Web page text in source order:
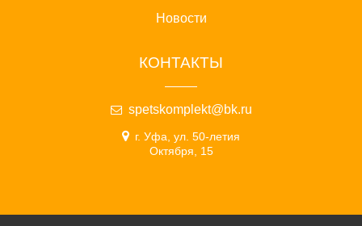
Новости
КОНТАКТЫ
spetskomplekt@bk.ru
г. Уфа, ул. 50-летия
Октября, 15